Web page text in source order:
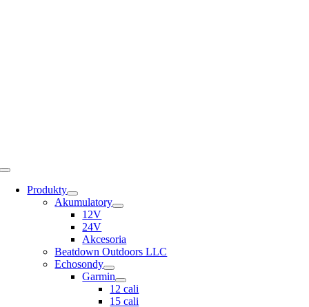
Toggle
NavigationProdukty
Akumulatory
12V
24V
Akcesoria
Beatdown Outdoors LLC
Echosondy
Garmin
12 cali
15 cali